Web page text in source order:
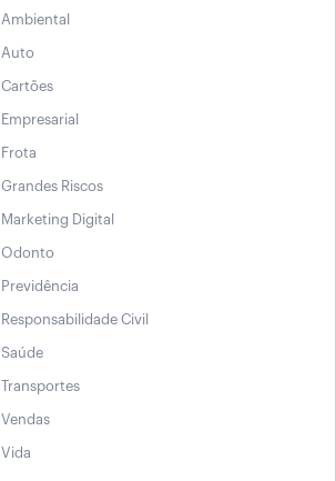
Ambiental
Auto
Cartões
Empresarial
Frota
Grandes Riscos
Marketing Digital
Odonto
Previdência
Responsabilidade Civil
Saúde
Transportes
Vendas
Vida